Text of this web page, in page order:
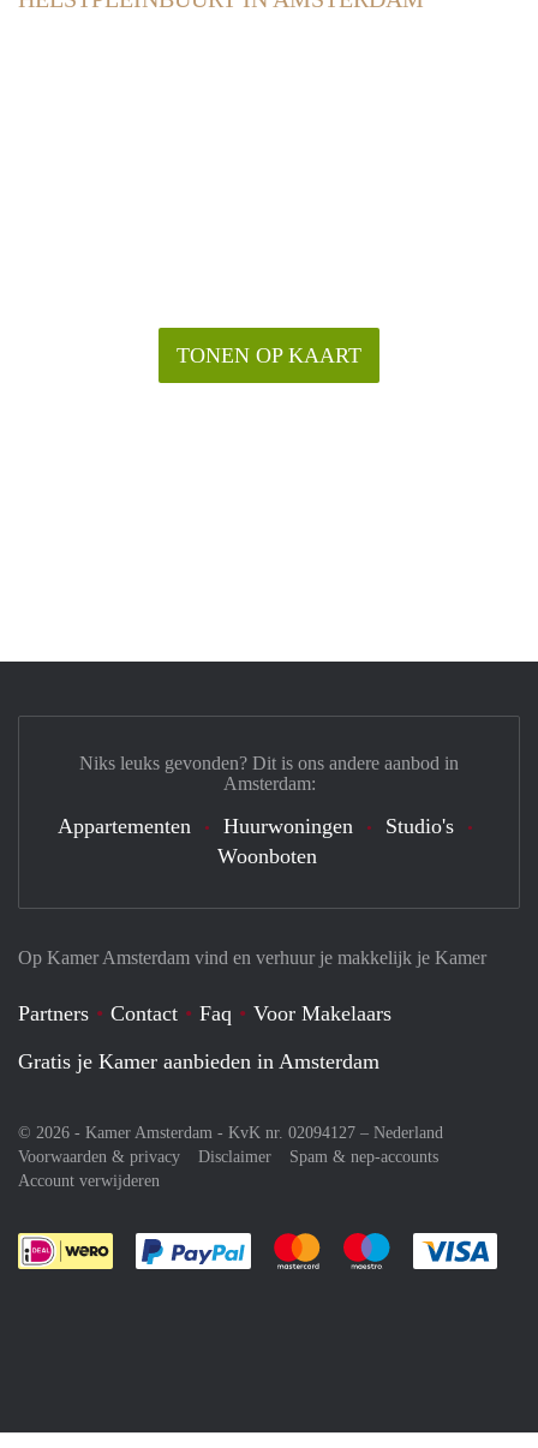
TONEN OP KAART
Op Kamer Amsterdam vind en verhuur je makkelijk je Kamer
Partners Contact Faq
Voor Makelaars
Gratis je Kamer aanbieden in Amsterdam
© 2026 - Kamer Amsterdam - KvK nr. 02094127 – Nederland
Voorwaarden & privacy
Disclaimer
Spam & nep-accounts
Account verwijderen
Je rekent gemakkelijk af met Paypal
Je rekent gemakkelijk af met
Je rekent
Niks leuks gevonden? Dit is ons andere aanbod in
Amsterdam:
Appartementen Huurwoningen
Studio's
Woonboten